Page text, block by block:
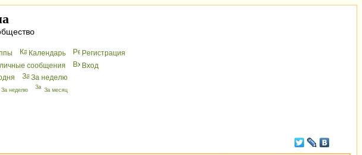
Календарь
Peгиcтрaция
сообщения
Вхoд
За неделю
За неделю За месяц